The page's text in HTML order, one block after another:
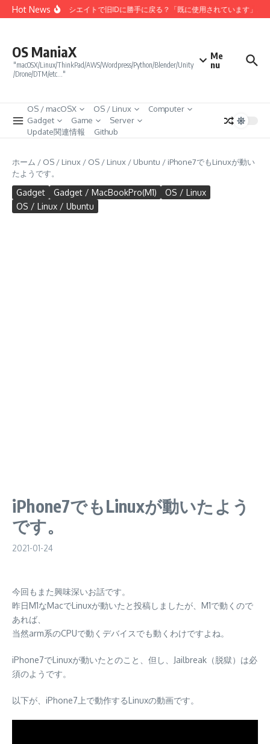
コンテンツへスキップ
Hot News
Amazonアソシエイトで旧IDに勝手に戻る？「既に使用されています」エ
OS ManiaX
"macOSX/Linux/ThinkPad/AWS/Wordpress/Python/Blender/Unity
/Drone/DTM/etc…"
Me
nu
OS / macOSX OS / Linux
Computer
Gadget
Game
Server
Update関連情報
Github
ホーム / OS / Linux / OS / Linux / Ubuntu / iPhone7でもLinuxが動い
たようです。
Gadget Gadget / MacBookPro(M1)
OS / Linux
OS / Linux / Ubuntu
iPhone7でもLinuxが動いたよう
です。
2021-01-24
今回もまた興味深いお話です。
昨日M1なMacでLinuxが動いたと投稿しましたが、M1で動くので
あれば、
当然arm系のCPUで動くデバイスでも動くわけですよね。
iPhone7でLinuxが動いたとのこと、但し、Jailbreak（脱獄）は必
須のようです。
以下が、iPhone7上で動作するLinuxの動画です。